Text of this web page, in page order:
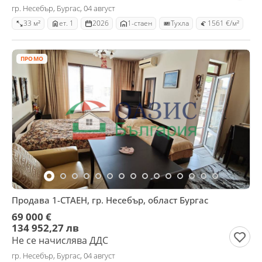
гр. Несебър, Бургас, 04 август
33 м² ет. 1 2026 1-стаен Тухла 1561 €/м²
ПРОМО
Продава 1-СТАЕН, гр. Несебър, област Бургас
69 000 €
134 952,27 лв
Не се начислява ДДС
гр. Несебър, Бургас, 04 август